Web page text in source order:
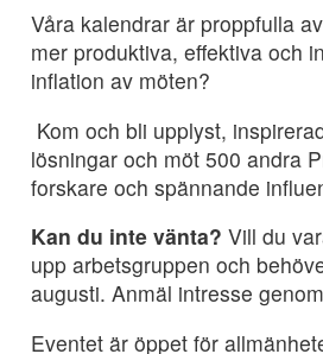
Våra kalendrar är proppfulla
mer produktiva, effektiva och
inflation av möten?
Kom och bli upplyst,
lösningar och möt 500 andra
forskare och spännande
Kan du inte vänta? Vill du
upp arbetsgruppen och
augusti. Anmäl intresse
Eventet är öppet för